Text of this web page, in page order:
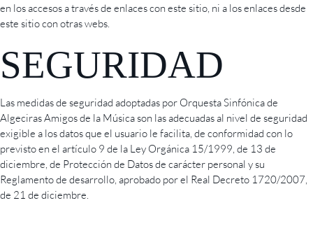
en los accesos a través de enlaces con este sitio, ni a los enlaces desde
este sitio con otras webs.
SEGURIDAD
Las medidas de seguridad adoptadas por Orquesta Sinfónica de
Algeciras Amigos de la Música son las adecuadas al nivel de seguridad
exigible a los datos que el usuario le facilita, de conformidad con lo
previsto en el artículo 9 de la Ley Orgánica 15/1999, de 13 de
diciembre, de Protección de Datos de carácter personal y su
Reglamento de desarrollo, aprobado por el Real Decreto 1720/2007,
de 21 de diciembre.